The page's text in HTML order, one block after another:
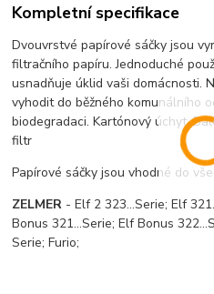
Kompletní specifikace
Dvouvrstvé papírové sáčky jsou
filtračního papíru. Jednoduché
usnadňuje úklid vaši domácnosti.
vyhodit do běžného komunálního
biodegradaci. Kartónový úchyt.
filtr
Papírové sáčky jsou vhodné do
ZELMER - Elf 2 323…Serie; Elf
Bonus 321…Serie; Elf Bonus
Serie; Furio;